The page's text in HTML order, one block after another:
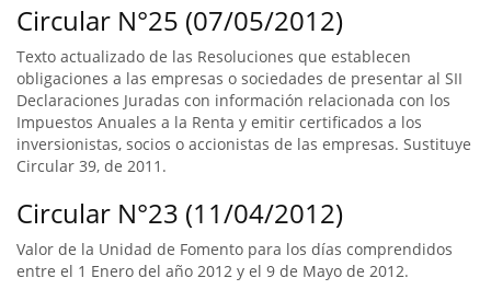
Circular N°25 (07/05/2012)
Texto actualizado de las Resoluciones que establecen
obligaciones a las empresas o sociedades de presentar al SII
Declaraciones Juradas con información relacionada con los
Impuestos Anuales a la Renta y emitir certificados a los
inversionistas, socios o accionistas de las empresas. Sustituye
Circular 39, de 2011.
Circular N°23 (11/04/2012)
Valor de la Unidad de Fomento para los días comprendidos
entre el 1 Enero del año 2012 y el 9 de Mayo de 2012.